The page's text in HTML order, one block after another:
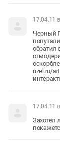
17.04.11
Черный
обратил
uzel.ru/
17.04.11
Захотел